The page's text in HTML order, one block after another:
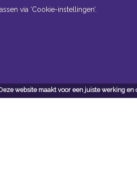
website maakt voor een juiste werking
Magazijn
via ‘Cookie-instellingen’.